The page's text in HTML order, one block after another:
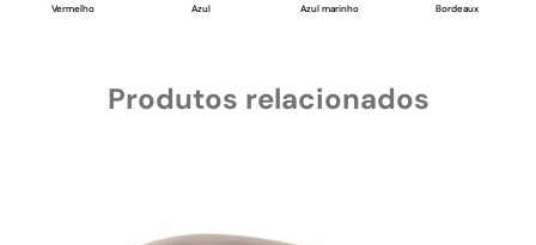
Vermelho Azul Azul marinho Bordeaux
Produtos relacionados